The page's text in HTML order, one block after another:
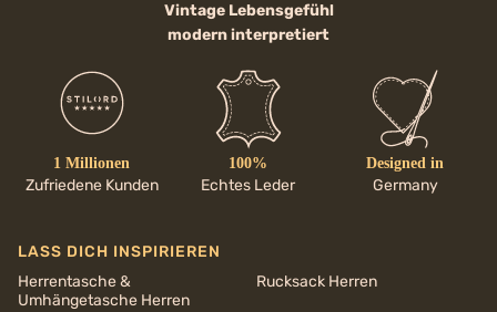
Vintage Lebensgefühl
modern interpretiert
1 Millionen
Zufriedene Kunden
100%
Echtes Leder
Designed in
Germany
LASS DICH INSPIRIEREN
Herrentasche &
Umhängetasche Herren
Rucksack Herren